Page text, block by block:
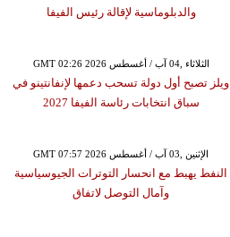
والدبلوماسية لإقالة رئيس الفيفا
GMT 02:26 2026 الثلاثاء ,04 آب / أغسطس
ويلز تصبح أول دولة تسحب دعمها لإنفانتينو في
سباق انتخابات رئاسة الفيفا 2027
GMT 07:57 2026 الإثنين ,03 آب / أغسطس
النفط يهبط مع انحسار التوترات الجيوسياسية
وآمال التوصل لاتفاق